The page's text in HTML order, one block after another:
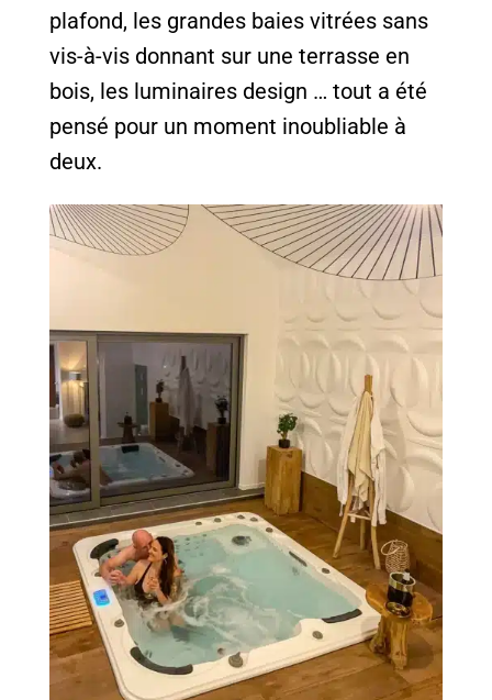
plafond, les grandes baies vitrées sans
vis-à-vis donnant sur une terrasse en
bois, les luminaires design … tout a été
pensé pour un moment inoubliable à
deux.